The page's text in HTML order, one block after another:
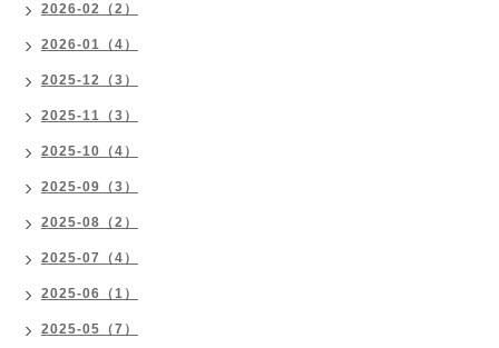
2026-02（2）
2026-01（4）
2025-12（3）
2025-11（3）
2025-10（4）
2025-09（3）
2025-08（2）
2025-07（4）
2025-06（1）
2025-05（7）